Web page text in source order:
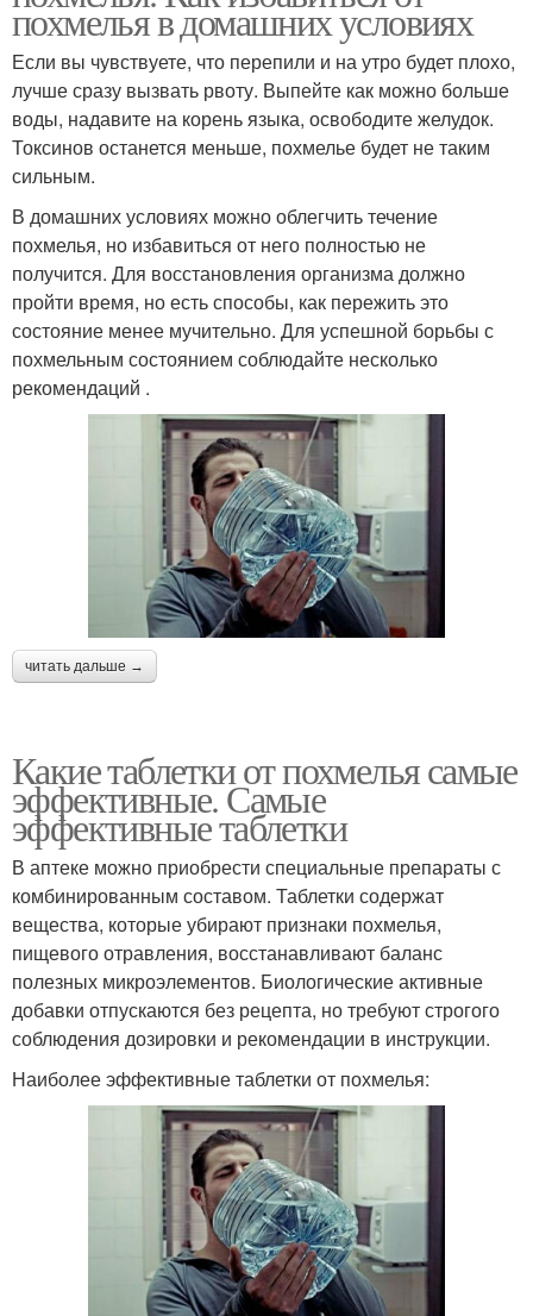
похмелья в домашних условиях
Если вы чувствуете, что перепили и на утро будет плохо,
лучше сразу вызвать рвоту. Выпейте как можно больше
воды, надавите на корень языка, освободите желудок.
Токсинов останется меньше, похмелье будет не таким
сильным.
В домашних условиях можно облегчить течение
похмелья, но избавиться от него полностью не
получится. Для восстановления организма должно
пройти время, но есть способы, как пережить это
состояние менее мучительно. Для успешной борьбы с
похмельным состоянием соблюдайте несколько
рекомендаций .
читать дальше →
Какие таблетки от похмелья самые
эффективные. Самые
эффективные таблетки
В аптеке можно приобрести специальные препараты с
комбинированным составом. Таблетки содержат
вещества, которые убирают признаки похмелья,
пищевого отравления, восстанавливают баланс
полезных микроэлементов. Биологические активные
добавки отпускаются без рецепта, но требуют строгого
соблюдения дозировки и рекомендации в инструкции.
Наиболее эффективные таблетки от похмелья: